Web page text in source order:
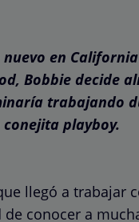
en
Bobbie decide
trabajando
conejita playboy.
llegó a trabajar
conocer a